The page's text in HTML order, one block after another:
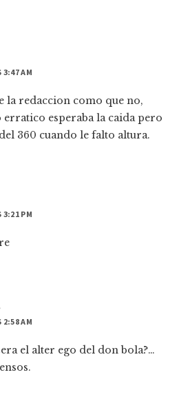
3:47 AM
la redaccion como que no,
erratico esperaba la caida pero
360 cuando le falto altura.
3:21 PM
2:58 AM
el alter ego del don bola?…